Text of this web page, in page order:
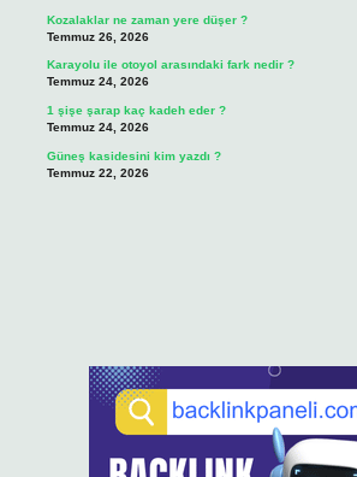
Kozalaklar ne zaman yere düşer ?
Temmuz 26, 2026
Karayolu ile otoyol arasındaki fark nedir ?
Temmuz 24, 2026
1 şişe şarap kaç kadeh eder ?
Temmuz 24, 2026
Güneş kasidesini kim yazdı ?
Temmuz 22, 2026